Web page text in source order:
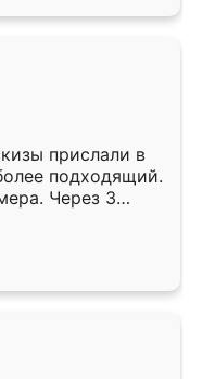
прислали в
подходящий.
Через 3
Остались
Ренессанс